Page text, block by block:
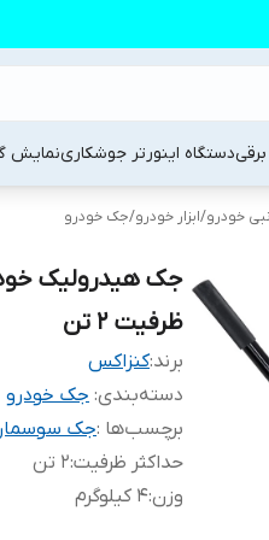
برقیدستگاه اینورتر جوشکارینمایش
خودرو/ابزار خودرو/جک خودرو
ظرفیت 2 تن
برند:کنزاکس
دسته‌بندی: جک خودرو
برچسب‌ها :جک
حداکثر ظرفیت:2 تن
وزن:4 کیلوگرم